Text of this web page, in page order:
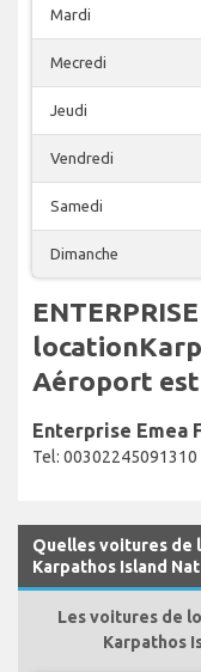
Mardi
Mecredi
Jeudi
Vendredi
Samedi
Dimanche
Aéroport
Enterprise Emea
Tel: 00302245091310
Quelles voitures de
Karpathos Island
Les voitures de
Karpathos